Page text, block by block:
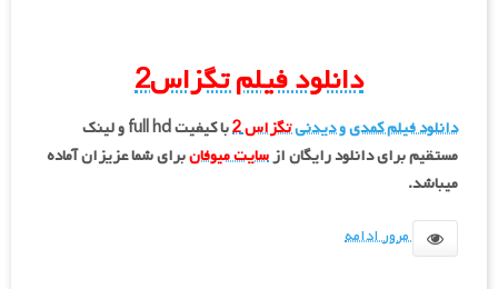
دانلود فیلم تگزاس2
دانلود فیلم کمدی و دیدنیتگزاس 2
با کیفیت full hd و لینک
مستقیم برای دانلود رایگان ازسایت میوفانبرای شما عزیزان آماده
میباشد.
مرور ادامه